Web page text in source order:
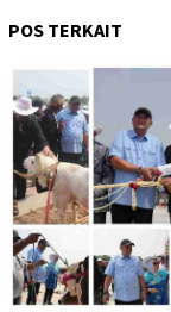
POS TERKAIT